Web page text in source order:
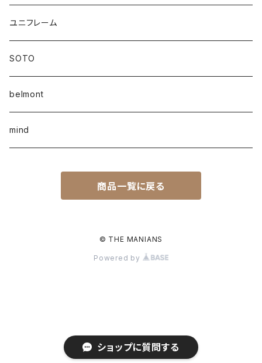
ショップに質問する
ユニフレーム
SOTO
belmont
mind
商品一覧に戻る
© THE MANIANS
Powered by